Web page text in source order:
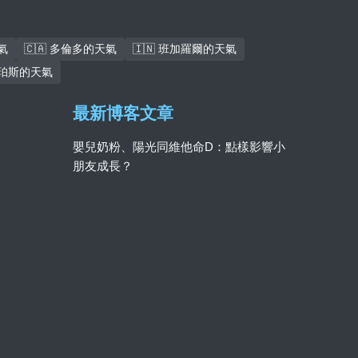
🇨🇦 多倫多的天氣
🇮🇳 班加羅爾的天氣
的天氣
最新博客文章
嬰兒奶粉、陽光同維他命D：點樣影響小
朋友成長？